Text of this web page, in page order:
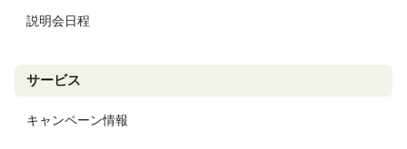
説明会日程
サービス
キャンペーン情報